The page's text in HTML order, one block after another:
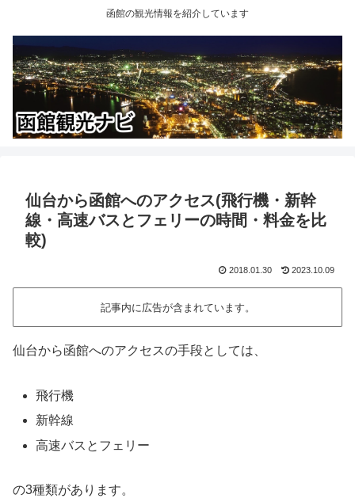
函館の観光情報を紹介しています
仙台から函館へのアクセス(飛行機・新幹
線・高速バスとフェリーの時間・料金を比
較)
2018.01.30 2023.10.09
記事内に広告が含まれています。
仙台から函館へのアクセスの手段としては、
飛行機
新幹線
高速バスとフェリー
の3種類があります。